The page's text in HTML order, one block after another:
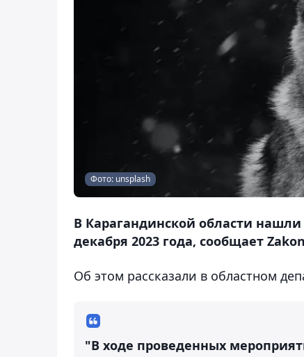
Фото: unsplash
В Карагандинской области
декабря 2023 года, сообщает
Об этом рассказали в областном
"В ходе проведенных